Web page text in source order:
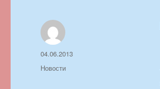
Автор
Опубликовано
04.06.2013
Рубрики
Новости